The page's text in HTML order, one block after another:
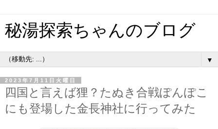
秘湯探索ちゃんのブログ
▼
2023年7月11日火曜日
四国と言えば狸？たぬき合戦ぽんぽこ
にも登場した金長神社に行ってみた